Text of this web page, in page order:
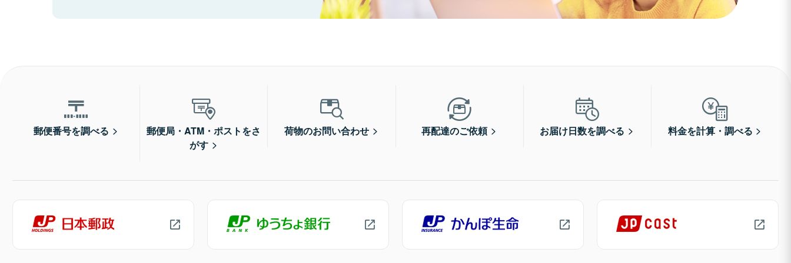
郵便番号を調べる
郵便局・ATM・ポストをさ
がす
荷物のお問い合わせ 再配達のご依頼 お届け日数を調べる 料金を計算・調べる